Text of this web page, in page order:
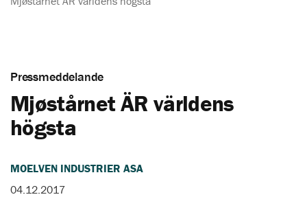
Pressmeddelande
Mjøstårnet ÄR världens
högsta
MOELVEN INDUSTRIER ASA
04.12.2017